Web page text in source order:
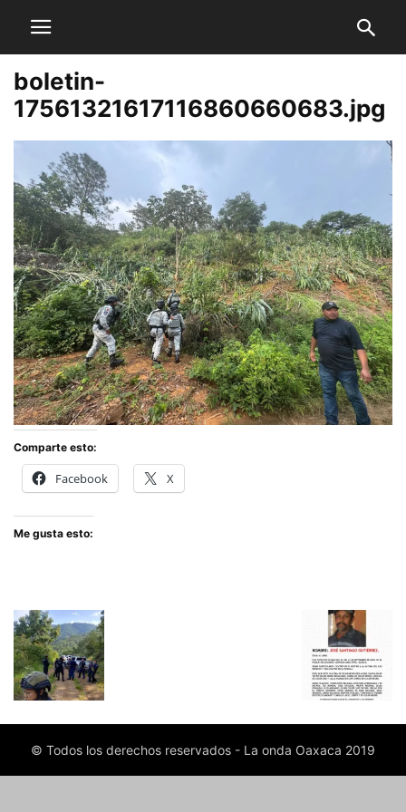
boletin-
17561321617116860660683.jpg
Comparte esto:
Facebook X
Me gusta esto:
© Todos los derechos reservados - La onda Oaxaca 2019